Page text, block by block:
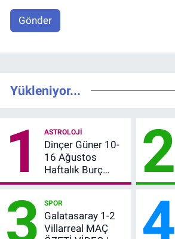
Gönder
Yükleniyor...
1 ASTROLOJI
Dinçer Güner 10-
16 Ağustos
Haftalık Burç
Yorumları: Bu
Para, Aşk ve Karar
Zamanı
2
3 SPOR
Galatasaray 1-2
Villarreal MAÇ
4